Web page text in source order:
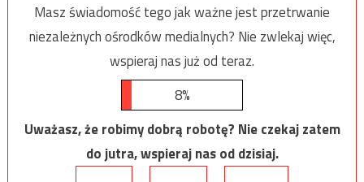
Masz świadomość tego jak ważne jest przetrwanie
niezależnych ośrodków medialnych? Nie zwlekaj więc,
wspieraj nas już od teraz.
8%
Uważasz, że robimy dobrą robotę? Nie czekaj zatem
do jutra, wspieraj nas od dzisiaj.